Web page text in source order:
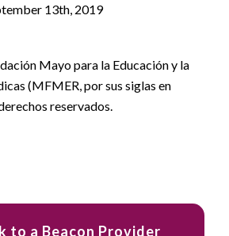
13th, 2019
Mayo para la Educación y la
(MFMER, por sus siglas en
reservados.
to a Beacon Provider